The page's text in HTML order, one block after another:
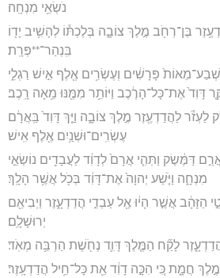
נֹשְׂאֵ֥י מִנְחָֽה׃
בֶּן־רְחֹ֖ב מֶ֣לֶךְ צוֹבָ֑ה בְּלֶכְתּ֕וֹ לְהָשִׁ֥יב יָד֖וֹ
בִּֽנְהַר־**פְּרָֽת׃
פָּרָשִׁ֔ים וְעֶשְׂרִ֥ים אֶ֖לֶף אִ֣ישׁ רַגְלִ֑י
דָּוִד֙ אֶת־כָּל־הָרֶ֔כֶב וַיּוֹתֵ֥ר מִמֶּ֖נּוּ מֵ֥אָה רָֽכֶב׃
לַהֲדַדְעֶ֖זֶר מֶ֣לֶךְ צוֹבָ֑ה וַיַּ֤ךְ דָּוִד֙ בַּֽאֲרָ֔ם
עֶשְׂרִֽים־וּשְׁנַ֥יִם אֶ֖לֶף אִֽישׁ׃
דַּמֶּ֔שֶׂק וַתְּהִ֤י אֲרָם֙ לְדָוִ֔ד לַעֲבָדִ֖ים נוֹשְׂאֵ֣י
מִנְחָ֑ה וַיֹּ֤שַׁע יְהוָה֙ אֶת־דָּוִ֔ד בְּכֹ֖ל אֲשֶׁ֥ר הָלָֽךְ׃
הַזָּהָ֔ב אֲשֶׁ֣ר הָי֔וּ אֶ֖ל עַבְדֵ֣י הֲדַדְעָ֑זֶר וַיְבִיאֵ֖ם
יְרוּשָׁלִָֽם׃
לָקַ֞ח הַמֶּ֧לֶךְ דָּוִ֛ד נְחֹ֖שֶׁת הַרְבֵּ֥ה מְאֹֽד׃
חֲמָ֑ת כִּ֚י הִכָּ֣ה דָוִ֔ד אֵ֖ת כָּל־חֵ֥יל הֲדַדְעָֽזֶר׃